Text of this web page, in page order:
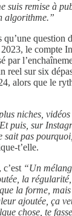
suis remise à
algorithme.”
qu’une question
le compte
par
reel sur six
alors que le
niches,
puis, sur
sait pas
t’elle.
“Un
la
la forme, mais
ajoutée, ça
chose, te